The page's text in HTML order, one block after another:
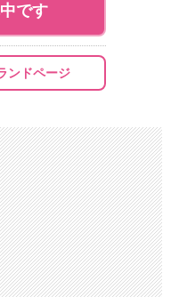
です
ンドページ